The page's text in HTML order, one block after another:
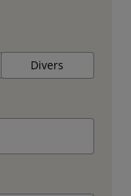
Divers